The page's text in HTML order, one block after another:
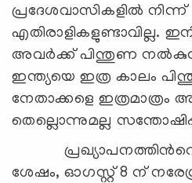
പ്രദേശവാസികളില്‍ നിന്ന്
എതിരാളികളുണ്ടാവില്ല.
അവര്‍ക്ക് പിന്തുണ
ഇന്ത്യയെ ഇത്ര കാലം
നേതാക്കളെ ഇത്രമാത്രം
തെല്ലൊന്നുമല്ല
പ്രഖ്യാപനത്തിന്‍റെ
ശേഷം, ഓഗസ്റ്റ് 8 ന്